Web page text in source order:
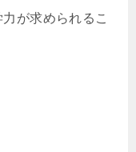
が求められるこ